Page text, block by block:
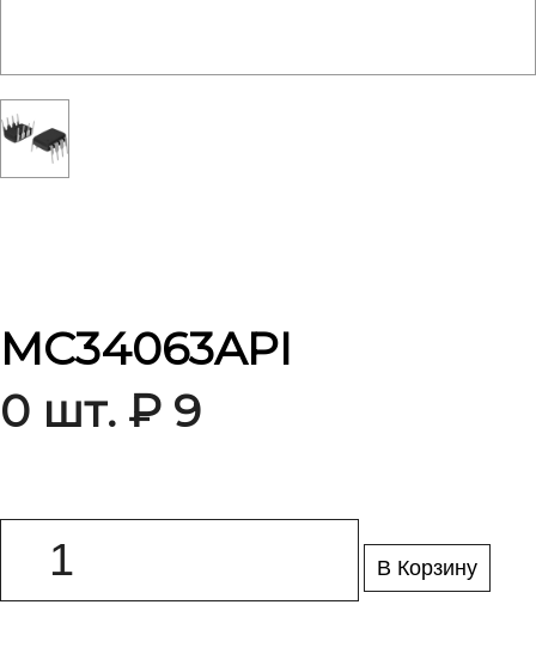
MC34063API
0 шт. ₽ 9
В Корзину